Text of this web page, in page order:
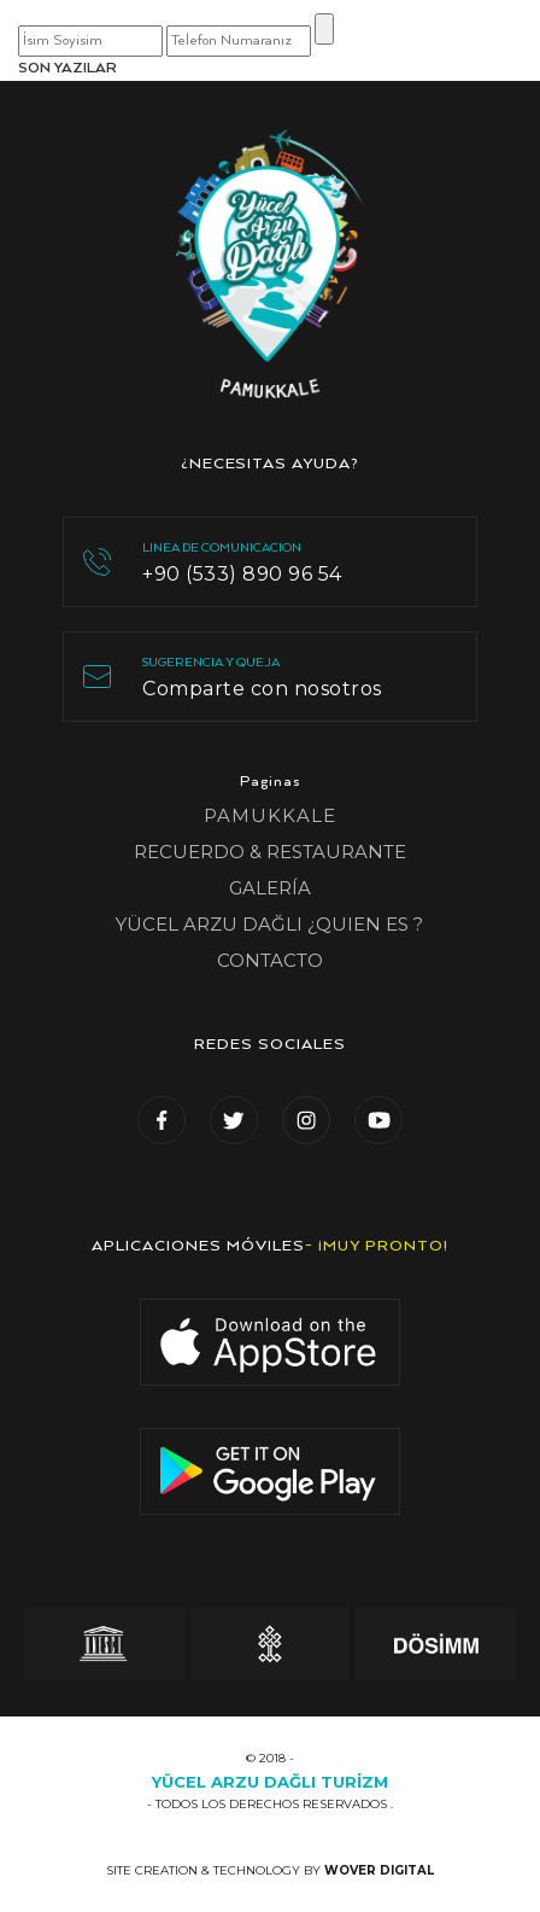
SON YAZILAR
¿NECESITAS AYUDA?
LINEA DE COMUNICACION
+90 (533) 890 96 54
SUGERENCIA Y QUEJA
Comparte con nosotros
Paginas
PAMUKKALE
RECUERDO & RESTAURANTE
GALERÍA
YÜCEL ARZU DAĞLI ¿QUIEN ES ?
CONTACTO
REDES SOCIALES
APLICACIONES MÓVILES- ¡MUY PRONTO!
© 2018 -
YÜCEL ARZU DAĞLI TURİZM
- TODOS LOS DERECHOS RESERVADOS .
SITE CREATION & TECHNOLOGY BY WOVER DIGITAL